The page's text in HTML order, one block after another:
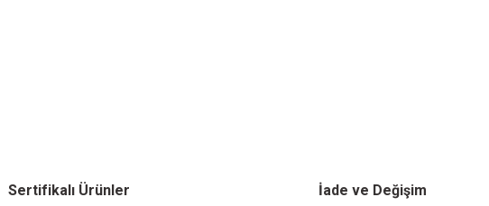
Sertifikalı Ürünler İade ve Değişim